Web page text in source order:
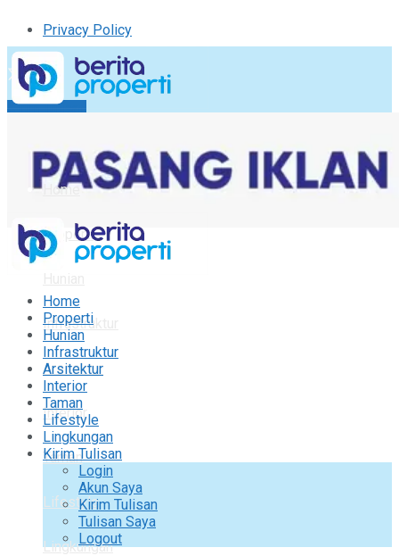
Privacy Policy
Kirim Tulisan
Logout
Home
Properti
Infrastruktur
Arsitektur
Interior
Taman
Lifestyle
Lingkungan
Home
Properti
Hunian
Infrastruktur
Arsitektur
Interior
Taman
Lifestyle
Lingkungan
Kirim Tulisan
Login
Akun Saya
Kirim Tulisan
Tulisan Saya
Logout